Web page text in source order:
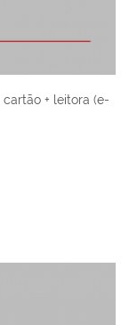
+ leitora (e-